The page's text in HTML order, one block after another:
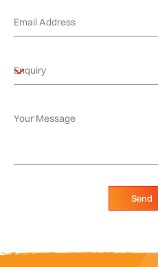
Send